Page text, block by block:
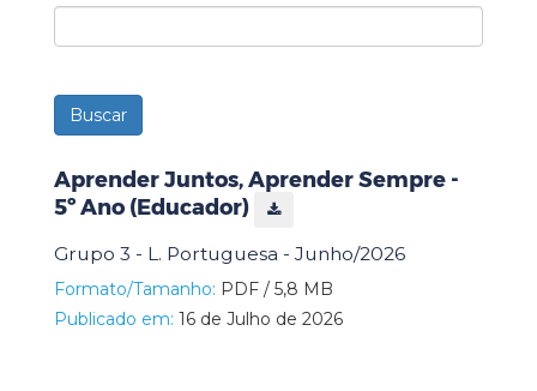
Aprender Juntos, Aprender Sempre -
5º Ano (Educador)
Grupo 3 - L. Portuguesa - Junho/2026
Formato/Tamanho: PDF / 5,8 MB
Publicado em: 16 de Julho de 2026